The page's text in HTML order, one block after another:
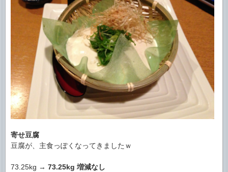
寄せ豆腐
豆腐が、主食っぽくなってきましたｗ
73.25kg → 73.25kg 増減なし